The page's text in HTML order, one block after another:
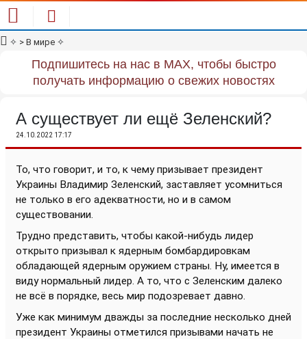
✧ > В мире ✧
Подпишитесь на нас в MAX, чтобы быстро
получать информацию о свежих новостях
А существует ли ещё Зеленский?
24.10.2022 17:17
То, что говорит, и то, к чему призывает президент
Украины Владимир Зеленский, заставляет усомниться
не только в его адекватности, но и в самом
существовании.
Трудно представить, чтобы какой-нибудь лидер
открыто призывал к ядерным бомбардировкам
обладающей ядерным оружием страны. Ну, имеется в
виду нормальный лидер. А то, что с Зеленским далеко
не всё в порядке, весь мир подозревает давно.
Уже как минимум дважды за последние несколько дней
президент Украины отметился призывами начать не